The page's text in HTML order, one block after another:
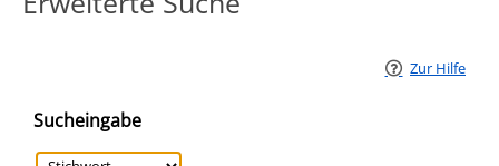
Zur Hilfe
Sucheingabe